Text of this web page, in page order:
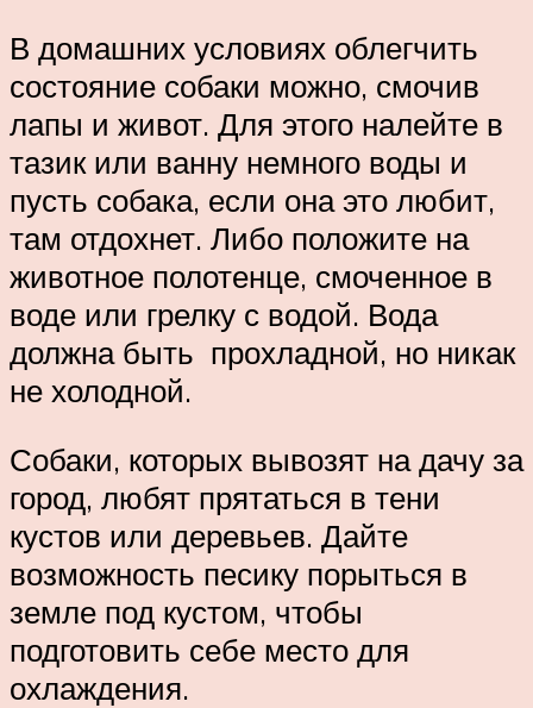
В домашних условиях облегчить
состояние собаки можно, смочив
лапы и живот. Для этого налейте в
тазик или ванну немного воды и
пусть собака, если она это любит,
там отдохнет. Либо положите на
животное полотенце, смоченное в
воде или грелку с водой. Вода
должна быть прохладной, но никак
не холодной.
Собаки, которых вывозят на дачу за
город, любят прятаться в тени
кустов или деревьев. Дайте
возможность песику порыться в
земле под кустом, чтобы
подготовить себе место для
охлаждения.